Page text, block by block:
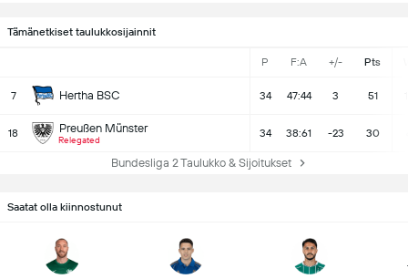
Tämänetkiset taulukkosijainnit
P F:A +/- Pts
7 Hertha BSC 34 47:44 3 51
18 Preußen Münster
Relegated
34 38:61 -23 30
Bundesliga 2 Taulukko & Sijoitukset
Saatat olla kiinnostunut